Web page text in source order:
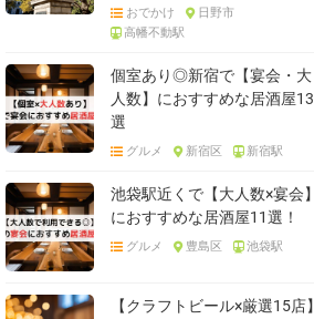
おでかけ
日野市
高幡不動駅
個室あり◎新宿で【宴会・大
人数】におすすめな居酒屋13
選
グルメ 新宿区 新宿駅
池袋駅近くで【大人数×宴会】
におすすめな居酒屋11選！
グルメ 豊島区 池袋駅
【クラフトビール×厳選15店】